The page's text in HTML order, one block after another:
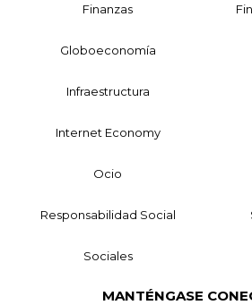
Finanzas
Globoeconomía
Infraestructura
Internet Economy
Ocio
Responsabilidad Social
Sociales
MANTÉNGASE